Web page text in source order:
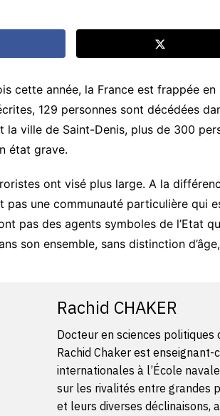
cette année, la France est frappée
129 personnes sont décédées
la ville de Saint-Denis, plus de 300
état grave.
ont visé plus large. A la
pas une communauté particulière qui
pas des agents symboles de l’Etat
son ensemble, sans distinction
Rachid CHAKER
Docteur en sciences politiques
Rachid Chaker est
internationales à l’École
sur les rivalités entre grandes
et leurs diverses déclinaisons,